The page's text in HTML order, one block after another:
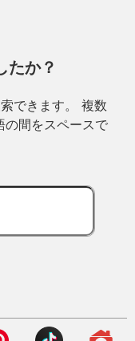
たか？
できます。 複数
の間をスペースで